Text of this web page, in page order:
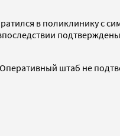
в поликлинику с
штаб не